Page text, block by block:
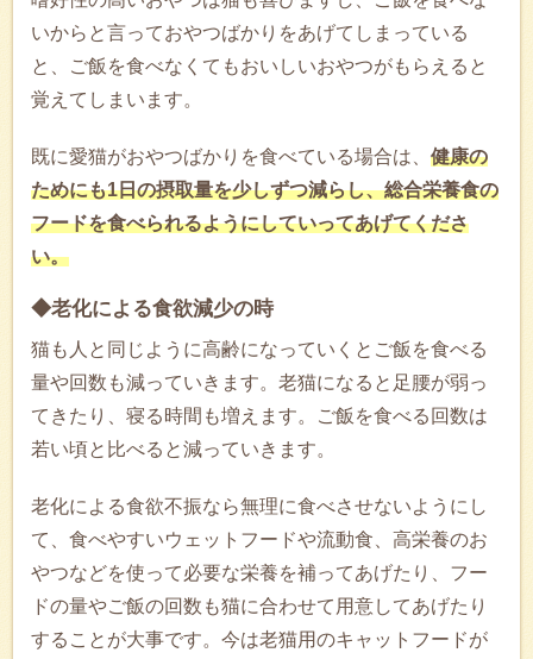
いからと言っておやつばかりをあげてしまっている
と、ご飯を食べなくてもおいしいおやつがもらえると
覚えてしまいます。
既に愛猫がおやつばかりを食べている場合は、 健康の
ためにも1日の摂取量を少しずつ減らし、総合栄養食の
フードを食べられるようにしていってあげてくださ
い。
◆老化による食欲減少の時
猫も人と同じように高齢になっていくとご飯を食べる
量や回数も減っていきます。老猫になると足腰が弱っ
てきたり、寝る時間も増えます。ご飯を食べる回数は
若い頃と比べると減っていきます。
老化による食欲不振なら無理に食べさせないようにし
て、食べやすいウェットフードや流動食、高栄養のお
やつなどを使って必要な栄養を補ってあげたり、フー
ドの量やご飯の回数も猫に合わせて用意してあげたり
することが大事です。今は老猫用のキャットフードが